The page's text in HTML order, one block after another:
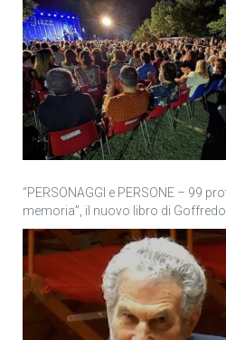
“PERSONAGGI e PERSONE – 99
memoria”, il nuovo libro di